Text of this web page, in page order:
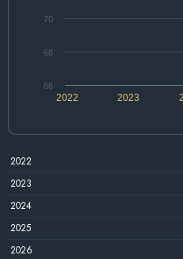
2022 2023
66
68
70
2022
2023
2024
2025
2026